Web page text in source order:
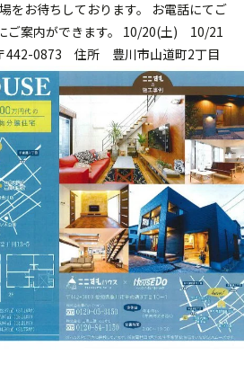
をお待ちしております。 お電話にてご
ご案内ができます。 10/20(土) 10/21
〒442-0873 住所 豊川市山道町2丁目